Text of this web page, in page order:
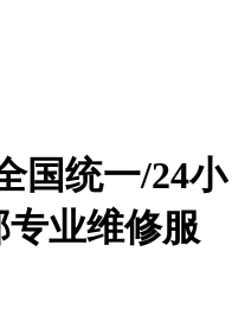
国统一/24小
专业维修服